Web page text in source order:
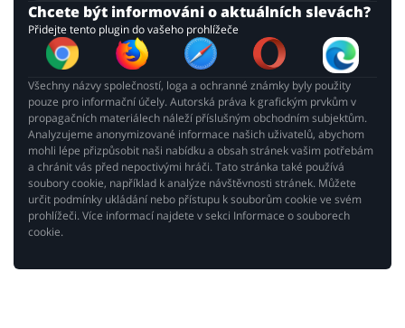
Chcete být informováni o aktuálních slevách?
Přidejte tento plugin do vašeho prohlížeče
Všechny názvy společností, loga a ochranné známky byly použity
pouze pro informační účely. Autorská práva k grafickým prvkům v
propagačních materiálech náleží příslušným obchodním subjektům.
Analyzujeme anonymizované informace našich uživatelů, abychom
mohli lépe přizpůsobit naši nabídku a obsah stránek vašim potřebám
a chránit vás před nepoctivými hráči. Tato stránka také používá
soubory cookie, například k analýze návštěvnosti stránek. Můžete
určit podmínky ukládání nebo přístupu k souborům cookie ve svém
prohlížeči. Více informací najdete v sekci Informace o souborech
cookie.